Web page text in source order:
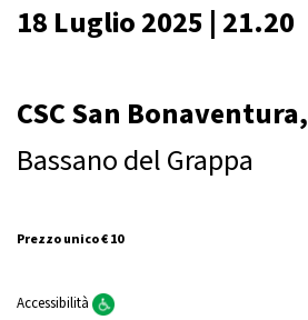
18 Luglio 2025 | 21.20
CSC San Bonaventura,
Bassano del Grappa
Prezzo unico € 10
Accessibilità